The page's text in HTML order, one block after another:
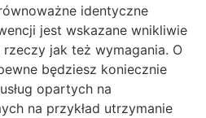
identyczne
jest wskazane wnikliwie
jak też wymagania. O
będziesz koniecznie
opartych na
na przykład utrzymanie